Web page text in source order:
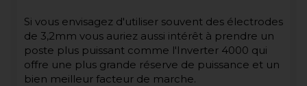
Si vous envisagez d'utiliser souvent des électrodes
de 3,2mm vous auriez aussi intérêt à prendre un
poste plus puissant comme l'Inverter 4000 qui
offre une plus grande réserve de puissance et un
bien meilleur facteur de marche.